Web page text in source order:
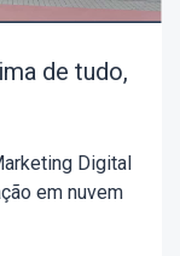
de tudo,
Digital
em nuvem